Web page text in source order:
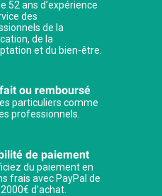
52 ans d’expérience
des
de la
de la
et du bien-être.
ou remboursé
particuliers comme
professionnels.
de paiement
du paiement en
frais avec PayPal de
d'achat.